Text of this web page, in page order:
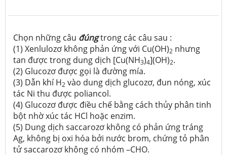
Chọn những câu đúngtrong các câu sau :
(1) Xenlulozơ không phản ứng với Cu(OH)2 nhưng
tan được trong dung dịch [Cu(NH3)4](OH)2.
(2) Glucozơ được gọi là đường mía.
(3) Dẫn khí H2 vào dung dịch glucozơ, đun nóng, xúc
tác Ni thu được poliancol.
(4) Glucozơ được điều chế bằng cách thủy phân tinh
bột nhờ xúc tác HCl hoặc enzim.
(5) Dung dịch saccarozơ không có phản ứng tráng
Ag, không bị oxi hóa bởi nước brom, chứng tỏ phân
tử saccarozơ không có nhóm –CHO.